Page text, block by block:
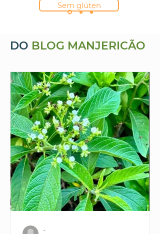
Sem glúten
DO BLOG MANJERICÃO
-